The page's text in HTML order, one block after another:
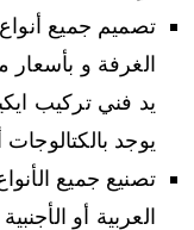
تصميم جميع
الغرفة و بأسعار
يد فني تركيب
يوجد بالكتالوجات
تصنيع جميع
العربية أو